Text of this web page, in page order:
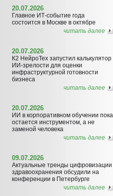
20.07.2026
Главное ИТ-событие года
состоится в Москве в октябре
читать далее
20.07.2026
К2 НейроТех запустил калькулятор
ИИ-зрелости для оценки
инфраструктурной готовности
бизнеса
читать далее
20.07.2026
ИИ в корпоративном обучении пока
остается инструментом, а не
заменой человека
читать далее
09.07.2026
Актуальные тренды цифровизации
здравоохранения обсудили на
конференции в Петербурге
читать далее